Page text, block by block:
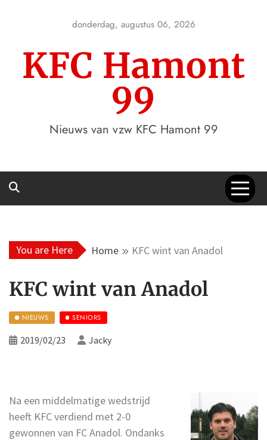
donderdag, augustus 06, 2026
KFC Hamont
99
Nieuws van vzw KFC Hamont 99
You are Here Home KFC wint van Anadol
KFC wint van Anadol
NIEUWS SENIORS
2019/02/23 Jacky
Na een middelmatige wedstrijd
heeft KFC verdiend met 2-0
gewonnen van FC Anadol. Ondanks